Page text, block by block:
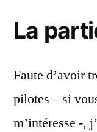
La
Faute d’avoir
pilotes – si
m’intéresse -,